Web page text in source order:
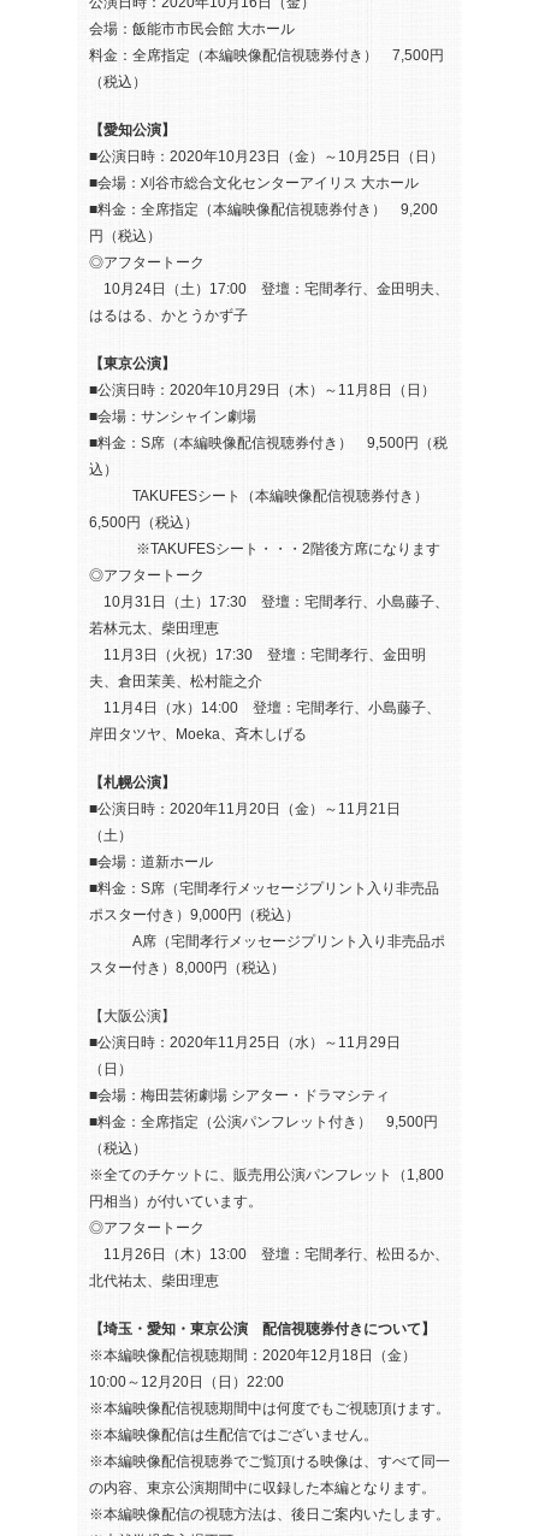
会場：飯能市市民会館 大ホール
料金：全席指定（本編映像配信視聴券付き） 7,500円
（税込）
【愛知公演】
■公演日時：2020年10月23日（金）～10月25日（日）
■会場：刈谷市総合文化センターアイリス 大ホール
■料金：全席指定（本編映像配信視聴券付き） 9,200
円（税込）
◎アフタートーク
10月24日（土）17:00 登壇：宅間孝行、金田明夫、
はるはる、かとうかず子
【東京公演】
■公演日時：2020年10月29日（木）～11月8日（日）
■会場：サンシャイン劇場
■料金：S席（本編映像配信視聴券付き） 9,500円（税
込）
TAKUFESシート（本編映像配信視聴券付き）
6,500円（税込）
※TAKUFESシート・・・2階後方席になります
◎アフタートーク
10月31日（土）17:30 登壇：宅間孝行、小島藤子、
若林元太、柴田理恵
11月3日（火祝）17:30 登壇：宅間孝行、金田明
夫、倉田茉美、松村龍之介
11月4日（水）14:00 登壇：宅間孝行、小島藤子、
岸田タツヤ、Moeka、斉木しげる
【札幌公演】
■公演日時：2020年11月20日（金）～11月21日
（土）
■会場：道新ホール
■料金：S席（宅間孝行メッセージプリント入り非売品
ポスター付き）9,000円（税込）
A席（宅間孝行メッセージプリント入り非売品ポ
スター付き）8,000円（税込）
【大阪公演】
■公演日時：2020年11月25日（水）～11月29日
（日）
■会場：梅田芸術劇場 シアター・ドラマシティ
■料金：全席指定（公演パンフレット付き） 9,500円
（税込）
※全てのチケットに、販売用公演パンフレット（1,800
円相当）が付いています。
◎アフタートーク
11月26日（木）13:00 登壇：宅間孝行、松田るか、
北代祐太、柴田理恵
【埼玉・愛知・東京公演 配信視聴券付きについて】
※本編映像配信視聴期間：2020年12月18日（金）
10:00～12月20日（日）22:00
※本編映像配信視聴期間中は何度でもご視聴頂けます。
※本編映像配信は生配信ではございません。
※本編映像配信視聴券でご覧頂ける映像は、すべて同一
の内容、東京公演期間中に収録した本編となります。
※本編映像配信の視聴方法は、後日ご案内いたします。